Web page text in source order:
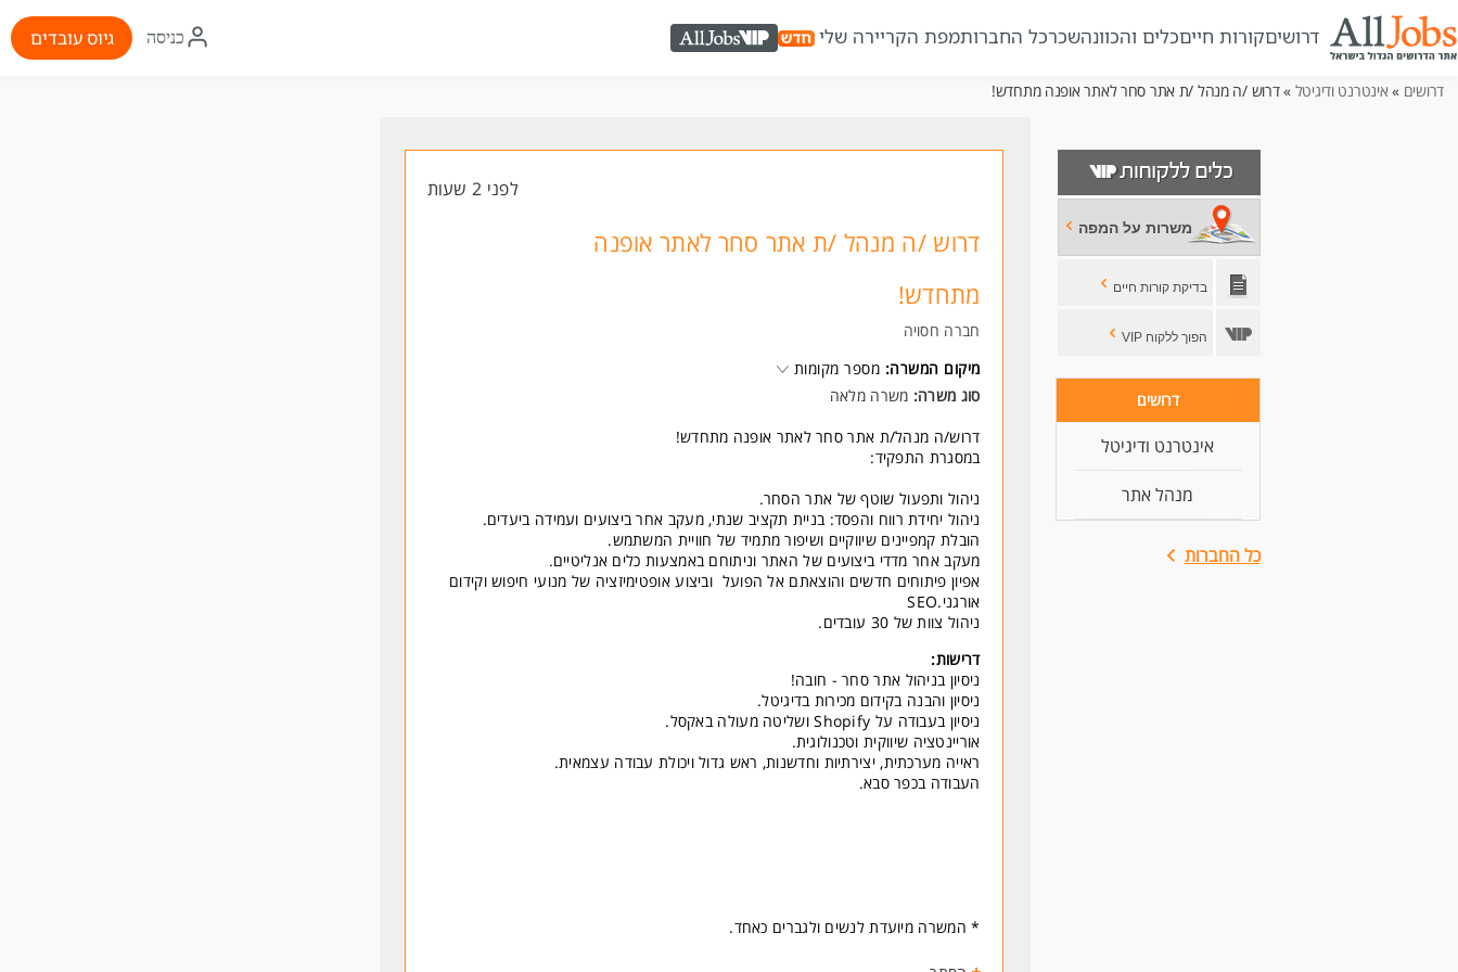
דרושיםקורות חייםכלים והכוונהשכרכל החברותמפת הקריירה שלי AllJobs VIP
איקון
התחברות
כניסה גיוס עובדים
דרושים » אינטרנט ודיגיטל » דרוש /ה מנהל /ת אתר סחר לאתר אופנה מתחדש!
משרות על המפה
בדיקת קורות חיים
הפוך ללקוח VIP
דרושים
אינטרנט ודיגיטל
מנהל אתר
כל החברות
לפני 2 שעות
דרוש /ה מנהל /ת אתר סחר לאתר אופנה
מתחדש!
חברה חסויה
מיקום המשרה: מספר מקומות
סוג משרה: משרה מלאה
דרוש/ה מנהל/ת אתר סחר לאתר אופנה מתחדש!
במסגרת התפקיד:
ניהול ותפעול שוטף של אתר הסחר.
ניהול יחידת רווח והפסד: בניית תקציב שנתי, מעקב אחר ביצועים ועמידה ביעדים.
הובלת קמפיינים שיווקיים ושיפור מתמיד של חוויית המשתמש.
מעקב אחר מדדי ביצועים של האתר וניתוחם באמצעות כלים אנליטיים.
אפיון פיתוחים חדשים והוצאתם אל הפועל וביצוע אופטימיזציה של מנועי חיפוש וקידום
אורגני.SEO
ניהול צוות של 30 עובדים.
דרישות:
ניסיון בניהול אתר סחר - חובה!
ניסיון והבנה בקידום מכירות בדיגיטל.
ניסיון בעבודה על Shopify ושליטה מעולה באקסל.
אוריינטציה שיווקית וטכנולוגית.
ראייה מערכתית, יצירתיות וחדשנות, ראש גדול ויכולת עבודה עצמאית.
העבודה בכפר סבא.
* המשרה מיועדת לנשים ולגברים כאחד.